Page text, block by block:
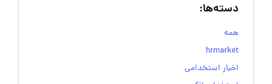
دسته‌ها:
همه
hrmarket
اخبار استخدامی